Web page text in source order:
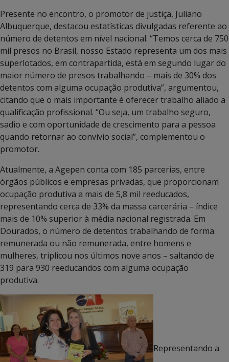
Presente no encontro, o promotor de justiça, Juliano
Albuquerque, destacou estatísticas divulgadas referente ao
número de detentos em nível nacional. “Temos cerca de 750
mil presos no Brasil, nosso Estado representa um dos mais
superlotados, em contrapartida, está em segundo lugar do
maior número de presos trabalhando – mais de 30% dos
detentos com alguma ocupação produtiva”, argumentou,
citando que o mais importante é oferecer trabalho aliado a
qualificação profissional. “Ou seja, um trabalho seguro,
sadio e com oportunidade de crescimento para a pessoa
quando retornar ao convívio social”, complementou o
promotor.
Atualmente, a Agepen conta com 185 parcerias, entre
órgãos públicos e empresas privadas, que proporcionam
ocupação produtiva a mais de 5,8 mil reeducados,
representando cerca de 33% da massa carcerária – índice
mais de 10% superior à média nacional registrada. Em
Dourados, o número de detentos trabalhando de forma
remunerada ou não remunerada, entre homens e
mulheres, triplicou nos últimos nove anos – saltando de
319 para 930 reeducandos com alguma ocupação
produtiva.
Representando a